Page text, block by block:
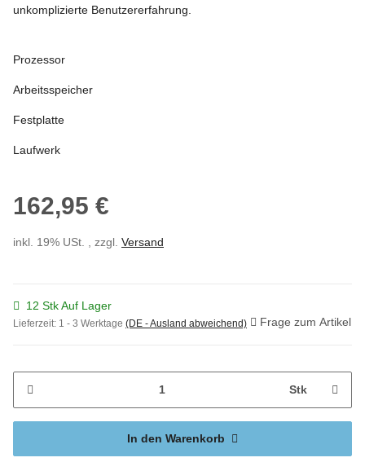
unkomplizierte Benutzererfahrung.
Prozessor
Arbeitsspeicher
Festplatte
Laufwerk
162,95 €
inkl. 19% USt. , zzgl. Versand
12 Stk Auf Lager
Lieferzeit: 1 - 3 Werktage (DE - Ausland abweichend) Frage zum Artikel
Stk
In den Warenkorb